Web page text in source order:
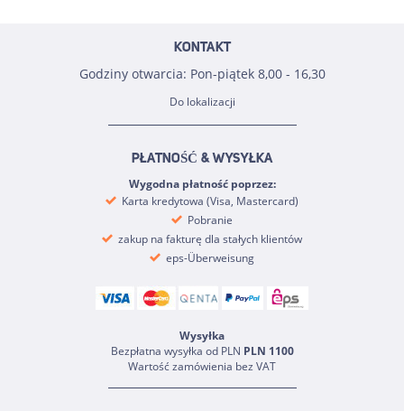
KONTAKT
Godziny otwarcia: Pon-piątek 8,00 - 16,30
Do lokalizacji
PŁATNOŚĆ & WYSYŁKA
Wygodna płatność poprzez:
Karta kredytowa (Visa, Mastercard)
Pobranie
zakup na fakturę dla stałych klientów
eps-Überweisung
Wysyłka
Bezpłatna wysyłka od PLN PLN 1100
Wartość zamówienia bez VAT